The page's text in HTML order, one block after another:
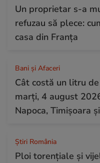
Un proprietar s-a
refuzau să plece:
casa din Franța
Bani și Afaceri
Cât costă un litru
marți, 4 august
Napoca, Timișoara
Știri România
Ploi torențiale și